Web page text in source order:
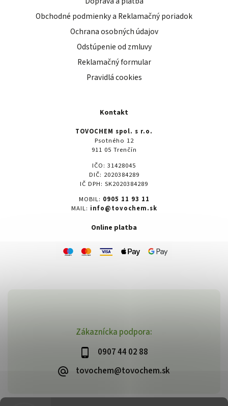
Zákaznícka podpora:
0907 44 02 88
tovochem@tovochem.sk
Obchodné podmienky a Reklamačný poriadok
Ochrana osobných údajov
Odstúpenie od zmluvy
Reklamačný formular
Pravidlá cookies
Kontakt
TOVOCHEM spol. s r.o.
Psotného 12
911 05 Trenčín
IČO: 31428045
DIČ: 2020384289
IČ DPH: SK2020384289
MOBIL: 0905 11 93 11
MAIL: info@tovochem.sk
Online platba